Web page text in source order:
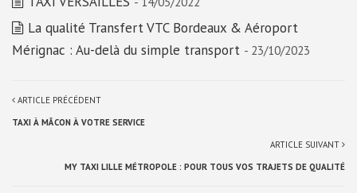
La qualité Transfert VTC Bordeaux & Aéroport
Mérignac : Au-delà du simple transport - 23/10/2023
ARTICLE PRÉCÉDENT
TAXI À MÂCON À VOTRE SERVICE
ARTICLE SUIVANT
MY TAXI LILLE MÉTROPOLE : POUR TOUS VOS TRAJETS DE QUALITÉ